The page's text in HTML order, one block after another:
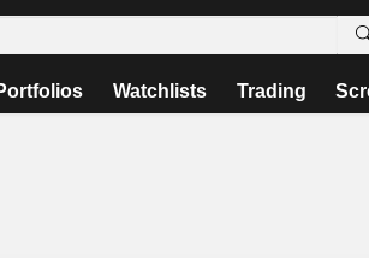
Watchlists Trading